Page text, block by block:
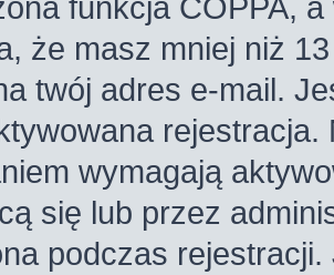
że masz mniej niż
twój adres e-mail.
wymagają
się lub przez
podczas rejestracji.